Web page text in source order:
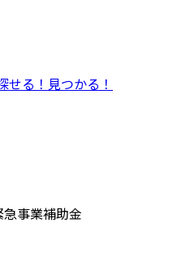
る！見つかる！
事業補助金